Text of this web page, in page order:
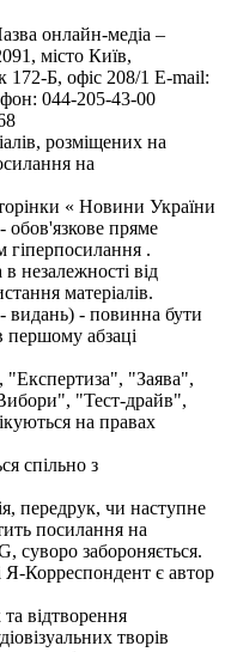
онлайн-медіа –
місто Київ,
Б, офіс 208/1 E-mail:
044-205-43-00
розміщених на
на
« Новини України
обов'язкове пряме
гіперпосилання .
незалежності від
матеріалів.
видань) - повинна бути
першому абзаці
"Заява",
"Тест-драйв",
на правах
спільно з
передрук, чи наступне
посилання на
суворо забороняється.
Я-Корреспондент є автор
відтворення
творів